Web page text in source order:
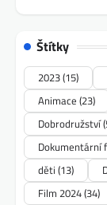
Štítky
2023(15)
Animace (23)
Dobrodružství
Dokumentární
děti (13)
Film 2024(34)